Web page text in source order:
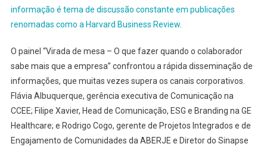
informação é tema de discussão constante em publicações
renomadas como a Harvard Business Review.
O painel “Virada de mesa – O que fazer quando o colaborador
sabe mais que a empresa” confrontou a rápida disseminação de
informações, que muitas vezes supera os canais corporativos.
Flávia Albuquerque, gerência executiva de Comunicação na
CCEE; Filipe Xavier, Head de Comunicação, ESG e Branding na GE
Healthcare; e Rodrigo Cogo, gerente de Projetos Integrados e de
Engajamento de Comunidades da ABERJE e Diretor do Sinapse